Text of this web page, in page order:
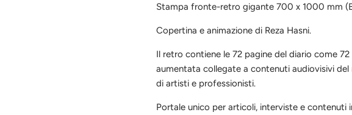
Stampa fronte-retro gigante 700 x 1000 mm
Copertina e animazione di Reza Hasni.
Il retro contiene le 72 pagine del diario come
aumentata collegate a contenuti audiovisivi
di artisti e professionisti.
Portale unico per articoli, interviste e contenuti